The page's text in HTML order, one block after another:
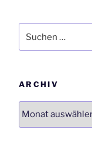
nach:
ARCHIV